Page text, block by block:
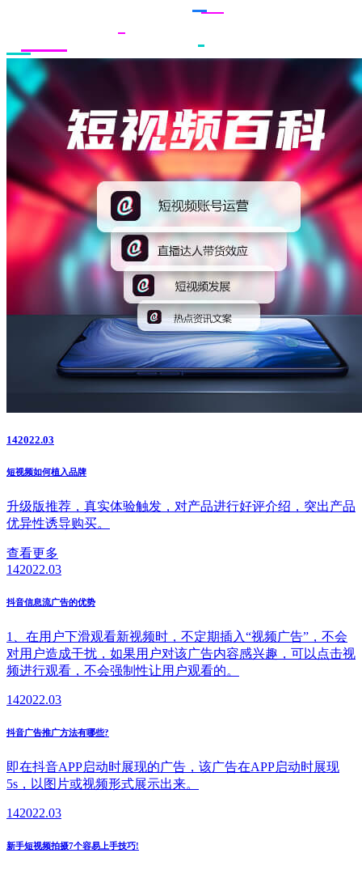
142022.03
短视频如何植入品牌
升级版推荐，真实体验触发，对产品进行好评介绍，突出产品
优异性诱导购买。
查看更多
142022.03
抖音信息流广告的优势
1、在用户下滑观看新视频时，不定期插入“视频广告”，不会
对用户造成干扰，如果用户对该广告内容感兴趣，可以点击视
频进行观看，不会强制性让用户观看的。
142022.03
抖音广告推广方法有哪些?
即在抖音APP启动时展现的广告，该广告在APP启动时展现
5s，以图片或视频形式展示出来。
142022.03
新手短视频拍摄7个容易上手技巧!